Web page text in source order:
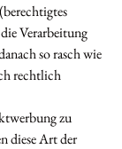
Verarbeitung
so rasch wie
rechtlich
zu
diese Art der